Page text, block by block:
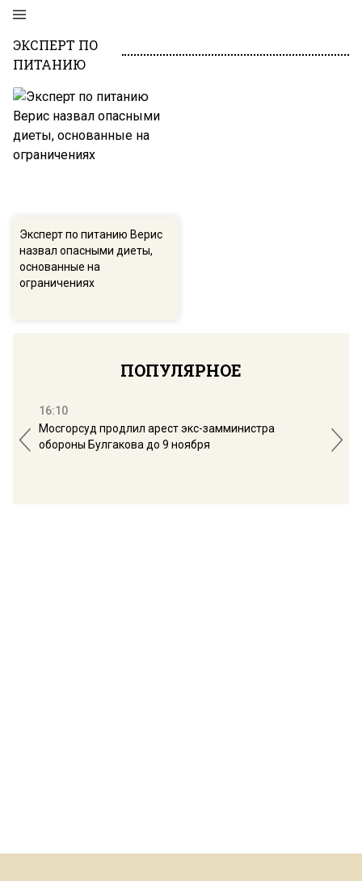
ЭКСПЕРТ ПО
ПИТАНИЮ
Эксперт по питанию Верис
назвал опасными диеты,
основанные на
ограничениях
ПОПУЛЯРНОЕ
16:10
Мосгорсуд продлил арест экс-замминистра
обороны Булгакова до 9 ноября